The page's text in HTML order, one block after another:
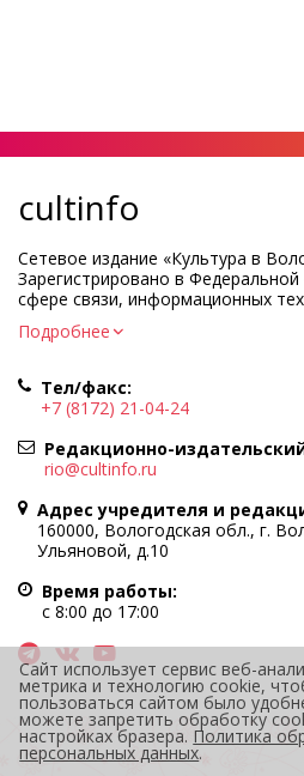
cultinfo
Сетевое издание «Культура в
Зарегистрировано в
сфере связи, информационных
коммуникаций.
Регистрационный номер и дата
Учредитель КУ ВО
культуры»
Адрес учредителя и редакции:
Вологда, ул. Марии Ульяновой,
Главный редактор — Легчанова
Политика в отношении
При полном или частичном
портала гиперссылка на cultinfo.ru
Редакция не несет
информации, содержащейся в
12+
Подробнее
Тел/факс:
+7 (8172) 21-04-24
Редакционно-
rio@cultinfo.ru
Адрес учредителя и
160000, Вологодская обл., г.
Ульяновой, д.10
Время работы:
с 8:00 до 17:00
Сайт использует сервис веб-
метрика и технологию cookie,
пользоваться сайтом было
можете запретить обработку
настройках бразера. Политика
персональных данных.